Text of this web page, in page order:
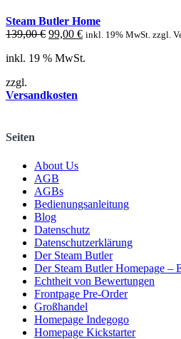
Steam Butler Home
139,00€ Ursprünglicher
war:
99,00 €Aktueller
ist:
inkl. 19% MwSt. zzgl.
inkl. 19 % MwSt.
zzgl.
Versandkosten
Seiten
About Us
AGB
AGBs
Bedienungsanleitung
Blog
Datenschutz
Datenschutzerklärung
Der Steam Butler
Der Steam Butler Homepage –
Echtheit von Bewertungen
Frontpage Pre-Order
Großhandel
Homepage Indegogo
Homepage Kickstarter